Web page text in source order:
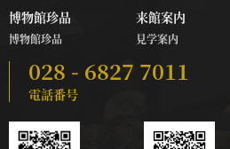
博物館珍品
博物館珍品
来館案内
見学案内
028 - 6827 7011
電話番号